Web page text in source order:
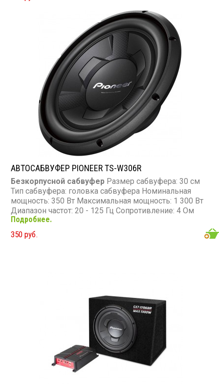
АВТОСАБВУФЕР PIONEER TS-W306R
Безкорпусной сабвуфер Размер сабвуфера: 30 см
Тип сабвуфера: головка сабвуфера Номинальная
мощность: 350 Вт Максимальная мощность: 1 300 Вт
Диапазон частот: 20 - 125 Гц Сопротивление: 4 Ом
Подробнее.
350 руб.